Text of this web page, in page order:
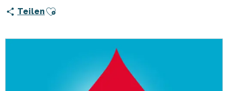
Teilen Ajouter aux favoris